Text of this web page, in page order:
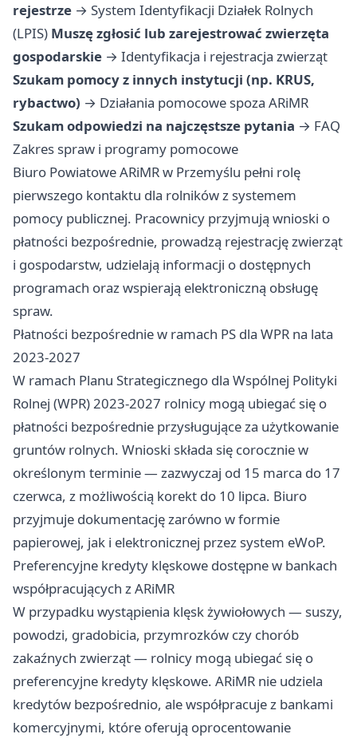
rejestrze → System Identyfikacji Działek Rolnych
(LPIS) Muszę zgłosić lub zarejestrować zwierzęta
gospodarskie → Identyfikacja i rejestracja zwierząt
Szukam pomocy z innych instytucji (np. KRUS,
rybactwo) → Działania pomocowe spoza ARiMR
Szukam odpowiedzi na najczęstsze pytania → FAQ
Zakres spraw i programy pomocowe
Biuro Powiatowe ARiMR w Przemyślu pełni rolę
pierwszego kontaktu dla rolników z systemem
pomocy publicznej. Pracownicy przyjmują wnioski o
płatności bezpośrednie, prowadzą rejestrację zwierząt
i gospodarstw, udzielają informacji o dostępnych
programach oraz wspierają elektroniczną obsługę
spraw.
Płatności bezpośrednie w ramach PS dla WPR na lata
2023-2027
W ramach Planu Strategicznego dla Wspólnej Polityki
Rolnej (WPR) 2023-2027 rolnicy mogą ubiegać się o
płatności bezpośrednie przysługujące za użytkowanie
gruntów rolnych. Wnioski składa się corocznie w
określonym terminie — zazwyczaj od 15 marca do 17
czerwca, z możliwością korekt do 10 lipca. Biuro
przyjmuje dokumentację zarówno w formie
papierowej, jak i elektronicznej przez system eWoP.
Preferencyjne kredyty klęskowe dostępne w bankach
współpracujących z ARiMR
W przypadku wystąpienia klęsk żywiołowych — suszy,
powodzi, gradobicia, przymrozków czy chorób
zakaźnych zwierząt — rolnicy mogą ubiegać się o
preferencyjne kredyty klęskowe. ARiMR nie udziela
kredytów bezpośrednio, ale współpracuje z bankami
komercyjnymi, które oferują oprocentowanie